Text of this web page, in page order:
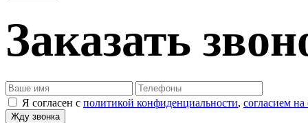
Заказать
Я согласен с политикой конфиденциальности, согласием